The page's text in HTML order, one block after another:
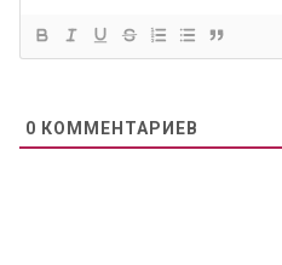
0 КОММЕНТАРИЕВ